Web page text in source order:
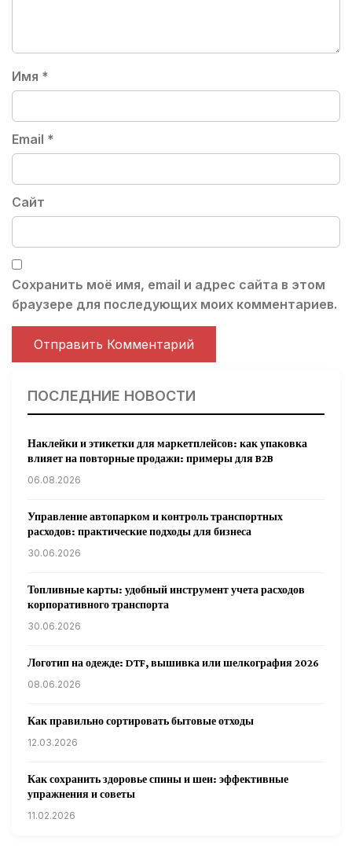
Имя *
Email *
Сайт
Сохранить моё имя, email и адрес сайта в этом
браузере для последующих моих комментариев.
ПОСЛЕДНИЕ НОВОСТИ
Наклейки и этикетки для маркетплейсов: как упаковка
влияет на повторные продажи: примеры для B2B
06.08.2026
Управление автопарком и контроль транспортных
расходов: практические подходы для бизнеса
30.06.2026
Топливные карты: удобный инструмент учета расходов
корпоративного транспорта
30.06.2026
Логотип на одежде: DTF, вышивка или шелкография 2026
08.06.2026
Как правильно сортировать бытовые отходы
12.03.2026
Как сохранить здоровье спины и шеи: эффективные
упражнения и советы
11.02.2026